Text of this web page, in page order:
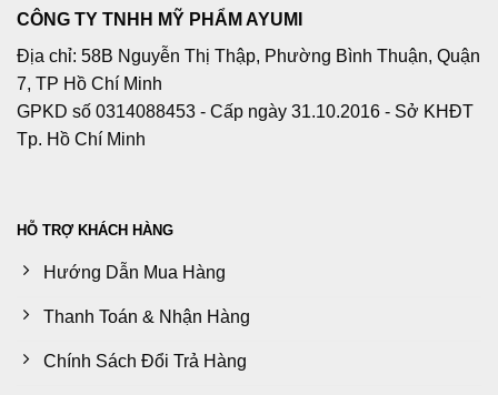
CÔNG TY TNHH MỸ PHẨM AYUMI
Địa chỉ: 58B Nguyễn Thị Thập, Phường Bình Thuận, Quận
7, TP Hồ Chí Minh
GPKD số 0314088453 - Cấp ngày 31.10.2016 - Sở KHĐT
Tp. Hồ Chí Minh
HỖ TRỢ KHÁCH HÀNG
Hướng Dẫn Mua Hàng
Thanh Toán & Nhận Hàng
Chính Sách Đổi Trả Hàng